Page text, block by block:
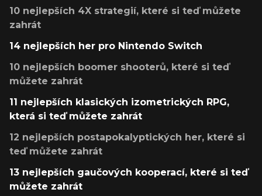
10 nejlepších 4X strategií, které si teď můžete
zahrát
14 nejlepších her pro Nintendo Switch
10 nejlepších boomer shooterů, které si teď
můžete zahrát
11 nejlepších klasických izometrických RPG,
která si teď můžete zahrát
12 nejlepších postapokalyptických her, které si
teď můžete zahrát
13 nejlepších gaučových kooperací, které si teď
můžete zahrát